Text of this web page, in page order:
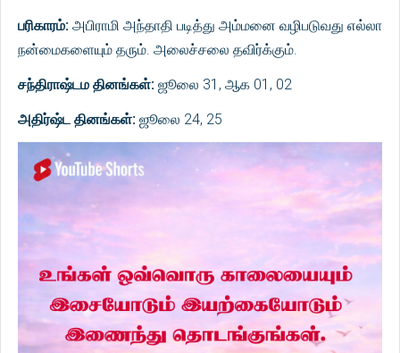
பரிகாரம்: அபிராமி அந்தாதி படித்து அம்மனை வழிபடுவது எல்லா
நன்மைகளையும் தரும். அலைச்சலை தவிர்க்கும்.
சந்திராஷ்டம தினங்கள்: ஜூலை 31, ஆக 01, 02
அதிர்ஷ்ட தினங்கள்: ஜூலை 24, 25